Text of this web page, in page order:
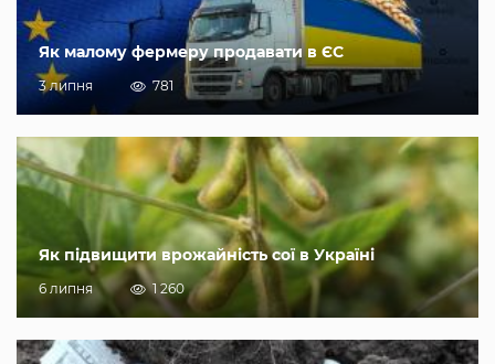
Як малому фермеру продавати в ЄС
3 липня 781
Як підвищити врожайність сої в Україні
6 липня 1 260